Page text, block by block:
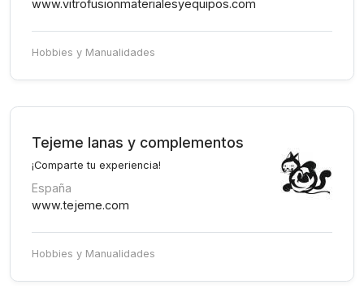
www.vitrofusionmaterialesyequipos.com
Hobbies y Manualidades
Tejeme lanas y complementos
¡Comparte tu experiencia!
España
www.tejeme.com
Hobbies y Manualidades